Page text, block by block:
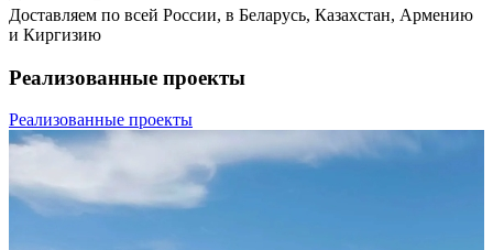
Доставляем по всей России, в Беларусь, Казахстан, Армению
и Киргизию
Реализованные проекты
Реализованные проекты